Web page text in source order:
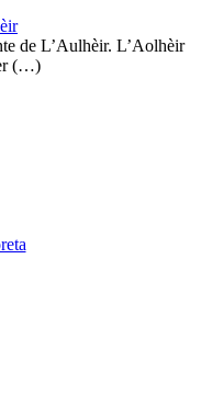
de L’Aulhèir. L’Aolhèir
(…)